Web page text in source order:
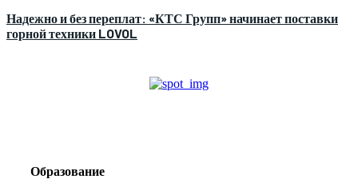
Надежно и без переплат: «КТС Групп» начинает поставки
горной техники LOVOL
Образование